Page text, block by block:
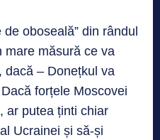
oboseală” din rândul
mare măsură ce va
dacă – Donețkul va
forțele Moscovei
ar putea ținti chiar
Ucrainei și să-și